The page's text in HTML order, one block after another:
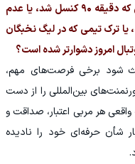
دلایل مختلف از دست بدهید. مثل مذاکراتی که دقیقه ۹۰ کنسل شد، یا عدم
یا ترک تیمی که در لیگ نخبگان
امروز دشوارتر شده است؟
شود برخی فرصت‌های مهم،
بین‌المللی را از دست
واقعی هر مربی اعتبار، صداقت و
شأن حرفه‌ای خود را نادیده